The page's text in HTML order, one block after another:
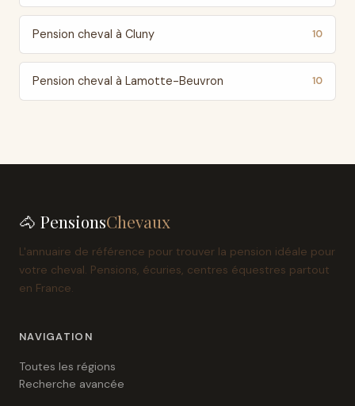
Pension cheval à Cluny 10
Pension cheval à Lamotte-Beuvron 10
🐴 PensionsChevaux
L'annuaire de référence pour trouver la pension idéale pour
votre cheval. Pensions, écuries, centres équestres partout
en France.
NAVIGATION
Toutes les régions
Recherche avancée